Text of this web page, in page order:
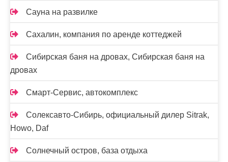
Сауна на развилке
Сахалин, компания по аренде коттеджей
Сибирская баня на дровах, Сибирская баня на
дровах
Смарт-Сервис, автокомплекс
Солексавто-Сибирь, официальный дилер Sitrak,
Howo, Daf
Солнечный остров, база отдыха